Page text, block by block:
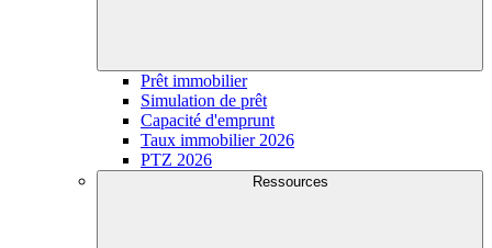
Prêt immobilier
Simulation de prêt
Capacité d'emprunt
Taux immobilier 2026
PTZ 2026
Ressources